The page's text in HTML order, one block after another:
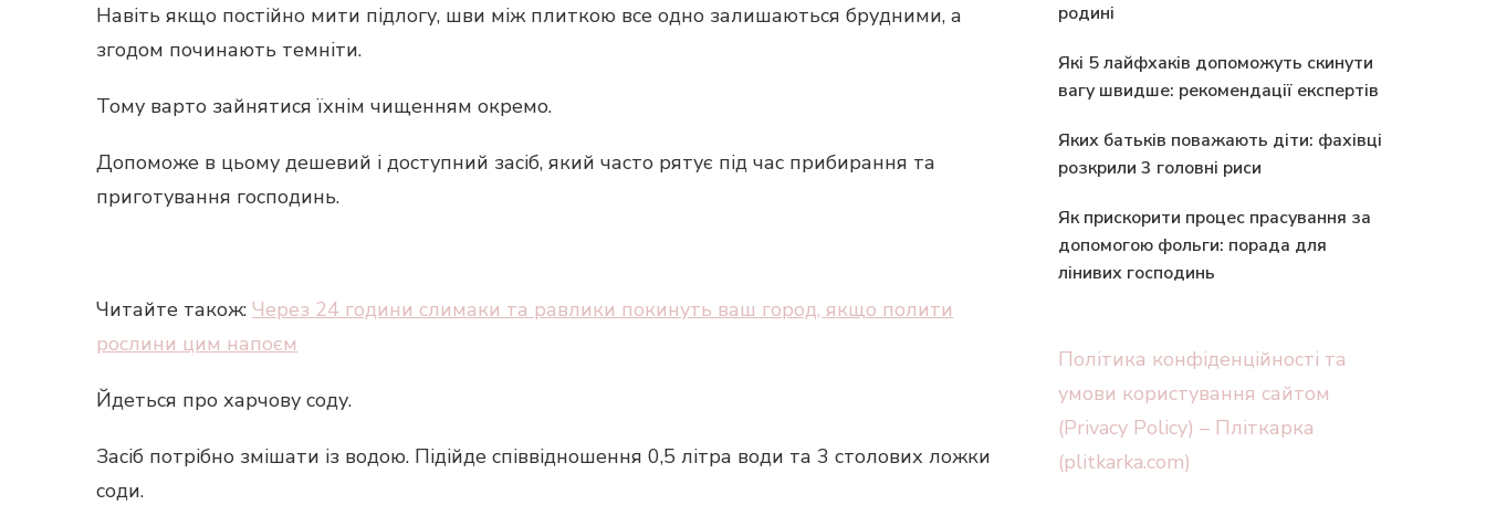
Навіть якщо постійно мити підлогу, шви між плиткою все одно залишаються брудними, а
згодом починають темніти.
Тому варто зайнятися їхнім чищенням окремо.
Допоможе в цьому дешевий і доступний засіб, який часто рятує під час прибирання та
приготування господинь.
Читайте також: Через 24 години слимаки та равлики покинуть ваш город, якщо полити
рослини цим напоєм
Йдеться про харчову соду.
Засіб потрібно змішати із водою. Підійде співвідношення 0,5 літра води та 3 столових ложки
соди.
родині
Які 5 лайфхаків допоможуть скинути
вагу швидше: рекомендації експертів
Яких батьків поважають діти: фахівці
розкрили 3 головні риси
Як прискорити процес прасування за
допомогою фольги: порада для
лінивих господинь
Політика конфіденційності та
умови користування сайтом
(Privacy Policy) – Пліткарка
(plitkarka.com)